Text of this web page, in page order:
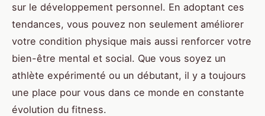
sur le développement personnel. En adoptant ces
tendances, vous pouvez non seulement améliorer
votre condition physique mais aussi renforcer votre
bien-être mental et social. Que vous soyez un
athlète expérimenté ou un débutant, il y a toujours
une place pour vous dans ce monde en constante
évolution du fitness.